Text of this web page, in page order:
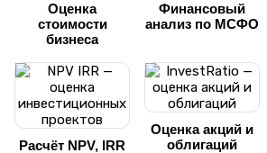
Оценка
стоимости
бизнеса
Финансовый
анализ по МСФО
Расчёт NPV, IRR
Оценка акций и
облигаций